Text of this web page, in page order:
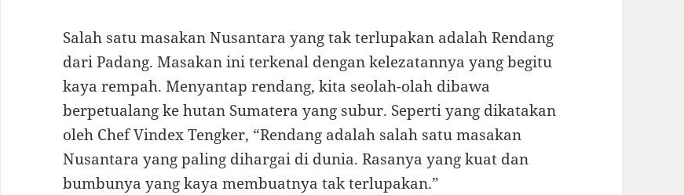
Salah satu masakan Nusantara yang tak terlupakan adalah Rendang
dari Padang. Masakan ini terkenal dengan kelezatannya yang begitu
kaya rempah. Menyantap rendang, kita seolah-olah dibawa
berpetualang ke hutan Sumatera yang subur. Seperti yang dikatakan
oleh Chef Vindex Tengker, “Rendang adalah salah satu masakan
Nusantara yang paling dihargai di dunia. Rasanya yang kuat dan
bumbunya yang kaya membuatnya tak terlupakan.”